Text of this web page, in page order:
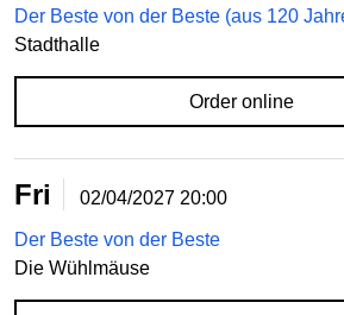
Der Beste von der Beste (aus 120
Stadthalle
Order online
Fri 02/04/2027 20:00
Der Beste von der Beste
Die Wühlmäuse